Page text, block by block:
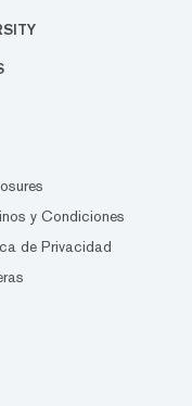
y Condiciones
de Privacidad